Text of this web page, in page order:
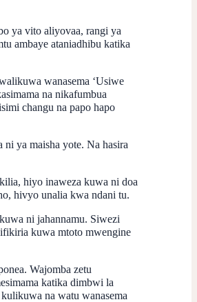
ya vito aliyovaa, rangi ya
ambaye ataniadhibu katika
wanasema ‘Usiwe
na nikafumbua
changu na papo hapo
ya maisha yote. Na hasira
hiyo inaweza kuwa ni doa
hivyo unalia kwa ndani tu.
ni jahannamu. Siwezi
kuwa mtoto mwengine
Wajomba zetu
katika dimbwi la
na watu wanasema